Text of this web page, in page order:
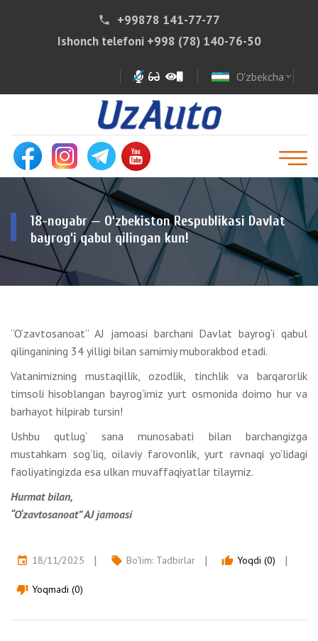
phone
+99878 141-77-77
Ishonch telefoni +998 (78) 140-76-50
O'zbekcha expand_more
18-noyabr — O‘zbekiston Respublikasi Davlat
bayrog‘i qabul qilingan kun!
“O‘zavtosanoat” AJ jamoasi barchani Davlat bayrog‘i qabul
qilinganining 34 yilligi bilan samimiy muborakbod etadi.
Vatanimizning mustaqillik, ozodlik, tinchlik va barqarorlik
timsoli hisoblangan bayrog‘imiz yurt osmonida doimo hur va
barhayot hilpirab tursin!
Ushbu qutlug‘ sana munosabati bilan barchangizga
mustahkam sog‘liq, oilaviy farovonlik, yurt ravnaqi yo‘lidagi
faoliyatingizda esa ulkan muvaffaqiyatlar tilaymiz.
Hurmat bilan,
“O‘zavtosanoat” AJ jamoasi
event 18/11/2025 local_offer Bo'lim: Tadbirlar thumb_up Yoqdi (0)
thumb_down Yoqmadi (0)